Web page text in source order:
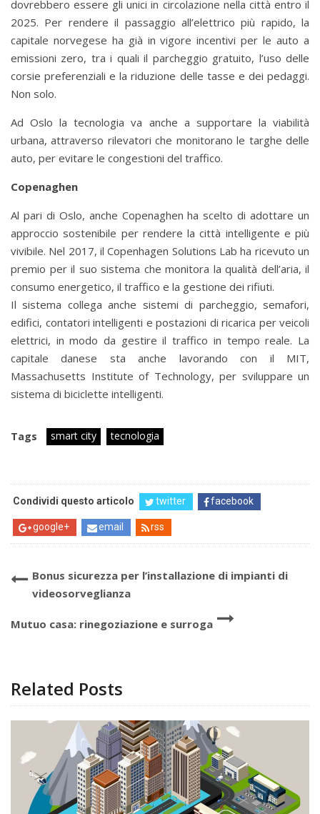
dovrebbero essere gli unici in circolazione nella città entro il
2025. Per rendere il passaggio all’elettrico più rapido, la
capitale norvegese ha già in vigore incentivi per le auto a
emissioni zero, tra i quali il parcheggio gratuito, l’uso delle
corsie preferenziali e la riduzione delle tasse e dei pedaggi.
Non solo.
Ad Oslo la tecnologia va anche a supportare la viabilità
urbana, attraverso rilevatori che monitorano le targhe delle
auto, per evitare le congestioni del traffico.
Copenaghen
Al pari di Oslo, anche Copenaghen ha scelto di adottare un
approccio sostenibile per rendere la città intelligente e più
vivibile. Nel 2017, il Copenhagen Solutions Lab ha ricevuto un
premio per il suo sistema che monitora la qualità dell’aria, il
consumo energetico, il traffico e la gestione dei rifiuti.
Il sistema collega anche sistemi di parcheggio, semafori,
edifici, contatori intelligenti e postazioni di ricarica per veicoli
elettrici, in modo da gestire il traffico in tempo reale. La
capitale danese sta anche lavorando con il MIT,
Massachusetts Institute of Technology, per sviluppare un
sistema di biciclette intelligenti.
Tags smart city tecnologia
Condividi questo articolo twitter facebook
google+ email rss
Bonus sicurezza per l’installazione di impianti di
videosorveglianza
Mutuo casa: rinegoziazione e surroga
Related Posts